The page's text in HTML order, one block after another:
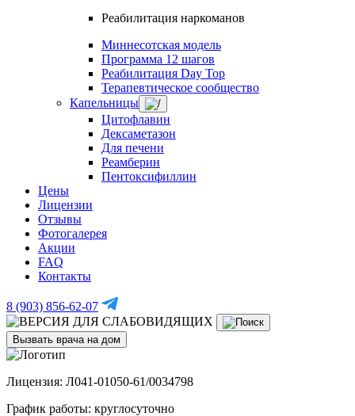
Реабилитация наркоманов
Миннесотская модель
Программа 12 шагов
Реабилитация Day Top
Терапевтическое сообщество
Капельницы
Цитофлавин
Дексаметазон
Для печени
Реамберин
Пентоксифиллин
Цены
Лицензии
Отзывы
Фотогалерея
Акции
FAQ
Контакты
8 (903) 856-62-07
Вызвать врача на дом
Лицензия: Л041-01050-61/0034798
График работы: круглосуточно